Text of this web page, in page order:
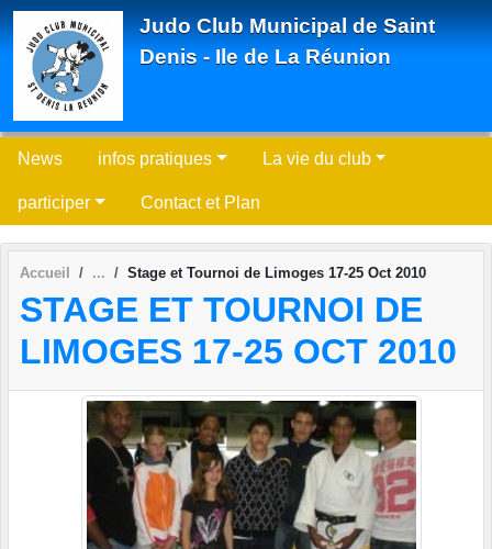
Judo Club Municipal de Saint
Denis - Ile de La Réunion
News infos pratiques La vie du club
participer Contact et Plan
Accueil Stage et Tournoi de Limoges 17-25 Oct 2010
STAGE ET TOURNOI DE
LIMOGES 17-25 OCT 2010
Panneau de gestion des cookies